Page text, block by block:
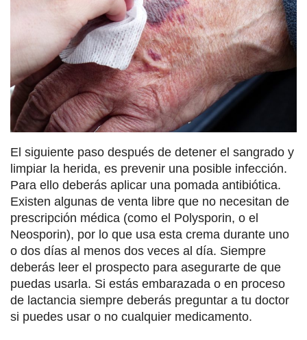
El siguiente paso después de detener el sangrado y
limpiar la herida, es prevenir una posible infección.
Para ello deberás aplicar una pomada antibiótica.
Existen algunas de venta libre que no necesitan de
prescripción médica (como el Polysporin, o el
Neosporin), por lo que usa esta crema durante uno
o dos días al menos dos veces al día. Siempre
deberás leer el prospecto para asegurarte de que
puedas usarla. Si estás embarazada o en proceso
de lactancia siempre deberás preguntar a tu doctor
si puedes usar o no cualquier medicamento.